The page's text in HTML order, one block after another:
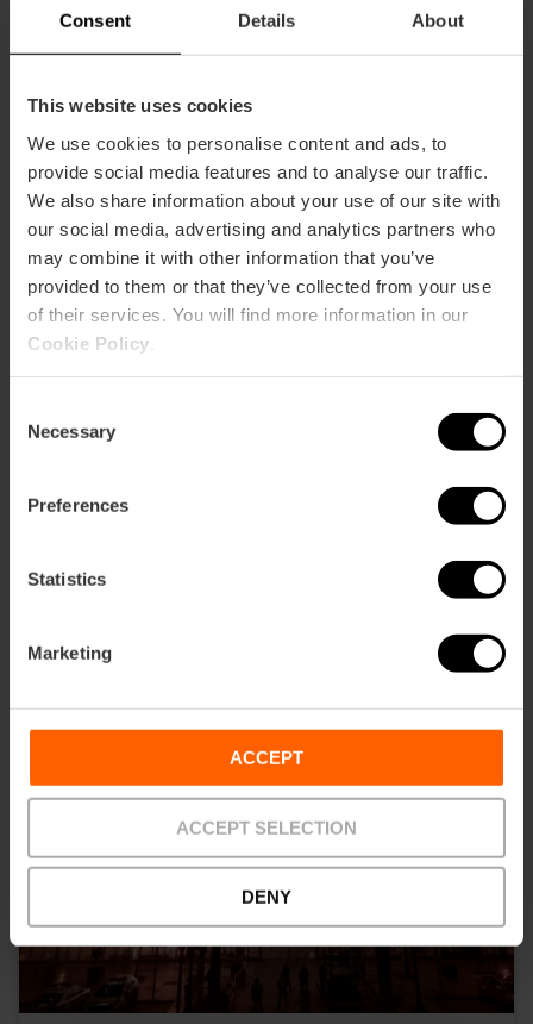
Consent Details About
This website uses cookies
We use cookies to personalise content and ads, to
provide social media features and to analyse our traffic.
We also share information about your use of our site with
our social media, advertising and analytics partners who
may combine it with other information that you’ve
provided to them or that they’ve collected from your use
of their services. You will find more information in our
Cookie Policy
Selection
Necessary
Preferences
Statistics
Marketing
ACCEPT
ACCEPT SELECTION
DENY